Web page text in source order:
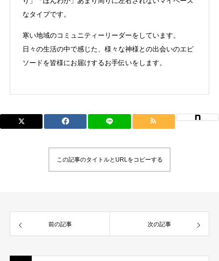
なタイプです。
寒い地域のコミュニティーリーダーをしています。
日々の生活の中で感じた、様々な神様との出会いのエピ
ソードを皆様にお届けするお手伝いをします。
この記事のタイトルとURLをコピーする
前の記事 次の記事